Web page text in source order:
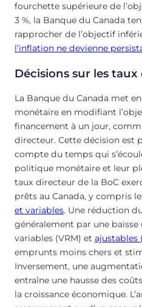
fourchette supérieure de
3 %, la Banque du Canada
rapprocher de l’objectif
l’inflation ne devienne
Décisions sur les taux
La Banque du Canada met
monétaire en modifiant
financement à un jour,
directeur. Cette décision est
compte du temps qui
politique monétaire et leur
taux directeur de la BoC
prêts au Canada, y compris
et variables. Une réduction
généralement par une
variables (VRM) et ajustables
emprunts moins chers et
Inversement, une
entraîne une hausse des
la croissance économique.